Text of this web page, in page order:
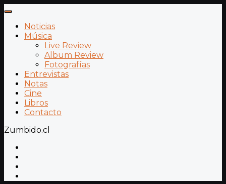
Noticias
Música
Live Review
Album Review
Fotografías
Entrevistas
Notas
Cine
Libros
Contacto
Zumbido.cl